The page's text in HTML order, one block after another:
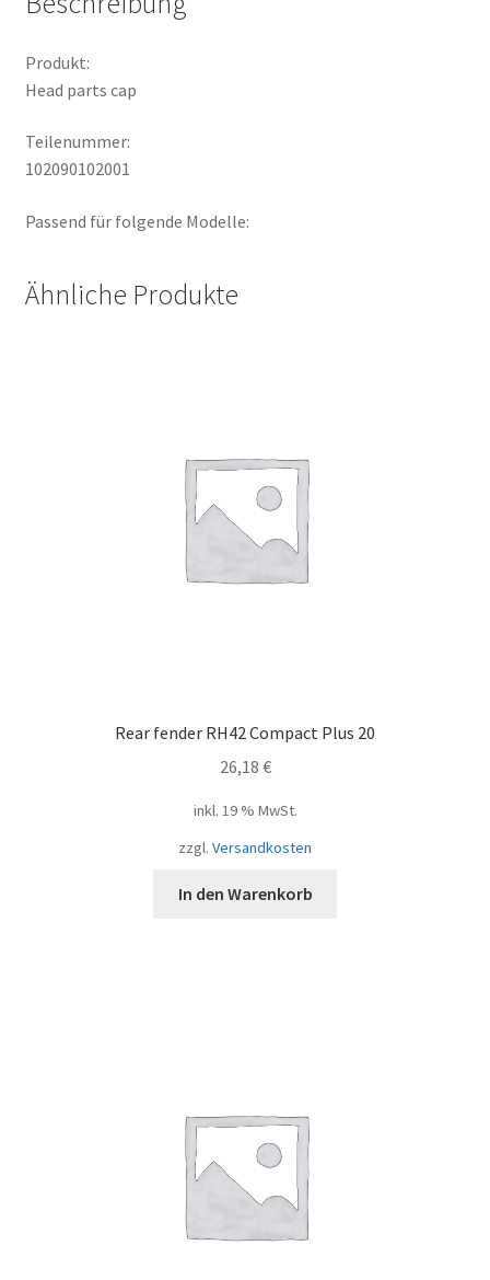
Produkt:
Head parts cap
Teilenummer:
102090102001
Passend für folgende Modelle:
Ähnliche Produkte
Rear fender RH42 Compact Plus 20
26,18 €
inkl. 19 % MwSt.
zzgl. Versandkosten
In den Warenkorb